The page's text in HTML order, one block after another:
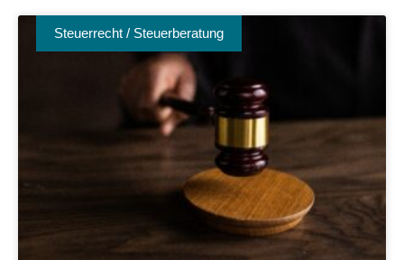
Steuerrecht / Steuerberatung